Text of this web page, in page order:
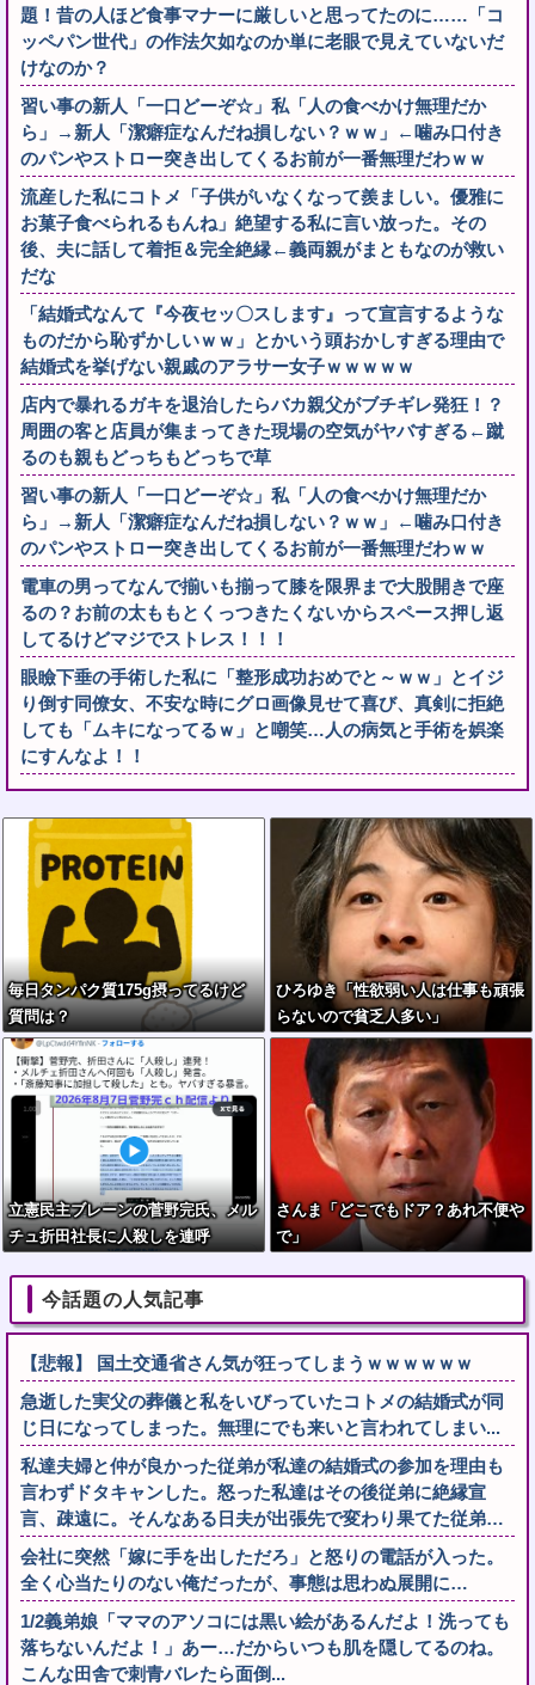
題！昔の人ほど食事マナーに厳しいと思ってたのに……「コ
ッペパン世代」の作法欠如なのか単に老眼で見えていないだ
けなのか？
習い事の新人「一口どーぞ☆」私「人の食べかけ無理だか
ら」→新人「潔癖症なんだね損しない？ｗｗ」←噛み口付き
のパンやストロー突き出してくるお前が一番無理だわｗｗ
流産した私にコトメ「子供がいなくなって羨ましい。優雅に
お菓子食べられるもんね」絶望する私に言い放った。その
後、夫に話して着拒＆完全絶縁←義両親がまともなのが救い
だな
「結婚式なんて『今夜セッ〇スします』って宣言するような
ものだから恥ずかしいｗｗ」とかいう頭おかしすぎる理由で
結婚式を挙げない親戚のアラサー女子ｗｗｗｗｗ
店内で暴れるガキを退治したらバカ親父がブチギレ発狂！？
周囲の客と店員が集まってきた現場の空気がヤバすぎる←蹴
るのも親もどっちもどっちで草
習い事の新人「一口どーぞ☆」私「人の食べかけ無理だか
ら」→新人「潔癖症なんだね損しない？ｗｗ」←噛み口付き
のパンやストロー突き出してくるお前が一番無理だわｗｗ
電車の男ってなんで揃いも揃って膝を限界まで大股開きで座
るの？お前の太ももとくっつきたくないからスペース押し返
してるけどマジでストレス！！！
眼瞼下垂の手術した私に「整形成功おめでと～ｗｗ」とイジ
り倒す同僚女、不安な時にグロ画像見せて喜び、真剣に拒絶
しても「ムキになってるｗ」と嘲笑…人の病気と手術を娯楽
にすんなよ！！
毎日タンパク質175g摂ってるけど
質問は？
ひろゆき「性欲弱い人は仕事も頑張
らないので貧乏人多い」
立憲民主ブレーンの菅野完氏、メル
チュ折田社長に人殺しを連呼
さんま「どこでもドア？あれ不便や
で」
今話題の人気記事
【悲報】 国土交通省さん気が狂ってしまうｗｗｗｗｗｗ
急逝した実父の葬儀と私をいびっていたコトメの結婚式が同
じ日になってしまった。無理にでも来いと言われてしまい...
私達夫婦と仲が良かった従弟が私達の結婚式の参加を理由も
言わずドタキャンした。怒った私達はその後従弟に絶縁宣
言、疎遠に。そんなある日夫が出張先で変わり果てた従弟…
会社に突然「嫁に手を出しただろ」と怒りの電話が入った。
全く心当たりのない俺だったが、事態は思わぬ展開に…
1/2義弟娘「ママのアソコには黒い絵があるんだよ！洗っても
落ちないんだよ！」あー…だからいつも肌を隠してるのね。
こんな田舎で刺青バレたら面倒...